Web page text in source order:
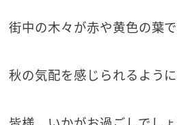
街中の木々が赤や黄色の葉
秋の気配を感じられるように